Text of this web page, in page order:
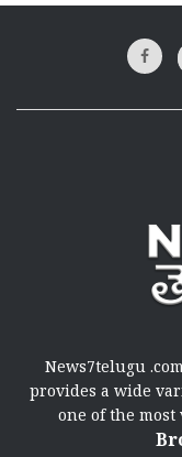
News7telugu
provides a wide
one of the